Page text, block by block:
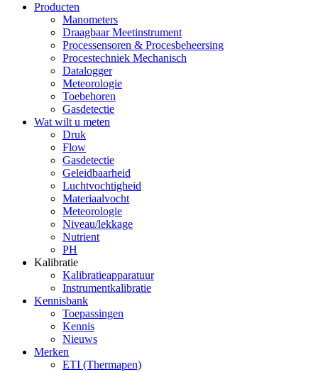
Producten
Manometers
Draagbaar Meetinstrument
Processensoren & Procesbeheersing
Procestechniek Mechanisch
Datalogger
Meteorologie
Toebehoren
Gasdetectie
Wat wilt u meten
Druk
Flow
Gasdetectie
Geleidbaarheid
Luchtvochtigheid
Materiaalvocht
Meteorologie
Niveau/lekkage
Nutrient
PH
Kalibratie
Kalibratieapparatuur
Instrumentkalibratie
Kennisbank
Toepassingen
Kennis
Nieuws
Merken
ETI (Thermapen)